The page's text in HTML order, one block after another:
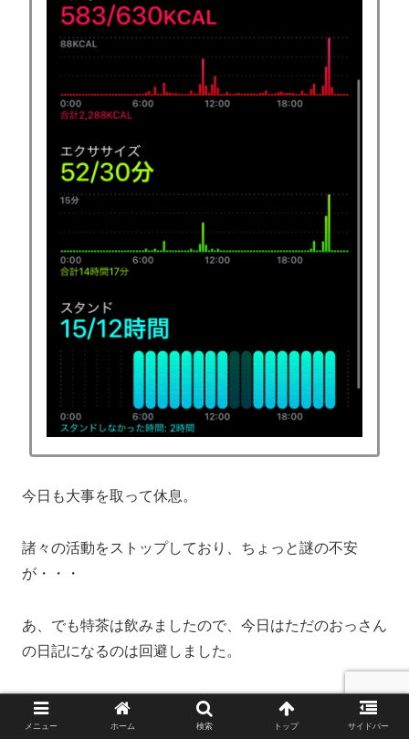
今日も大事を取って休息。
諸々の活動をストップしており、ちょっと謎の不安
が・・・
あ、でも特茶は飲みましたので、今日はただのおっさん
の日記になるのは回避しました。
特茶チャレンジseason2:74日目
メニュー ホーム 検索 トップ サイドバー